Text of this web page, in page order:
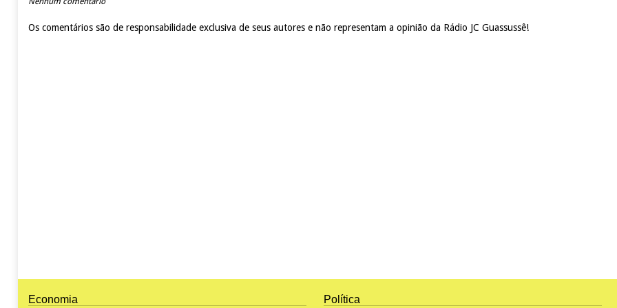
Os comentários são de responsabilidade exclusiva de seus autores e não representam a opinião da Rádio JC Guassussê!
Economia Política